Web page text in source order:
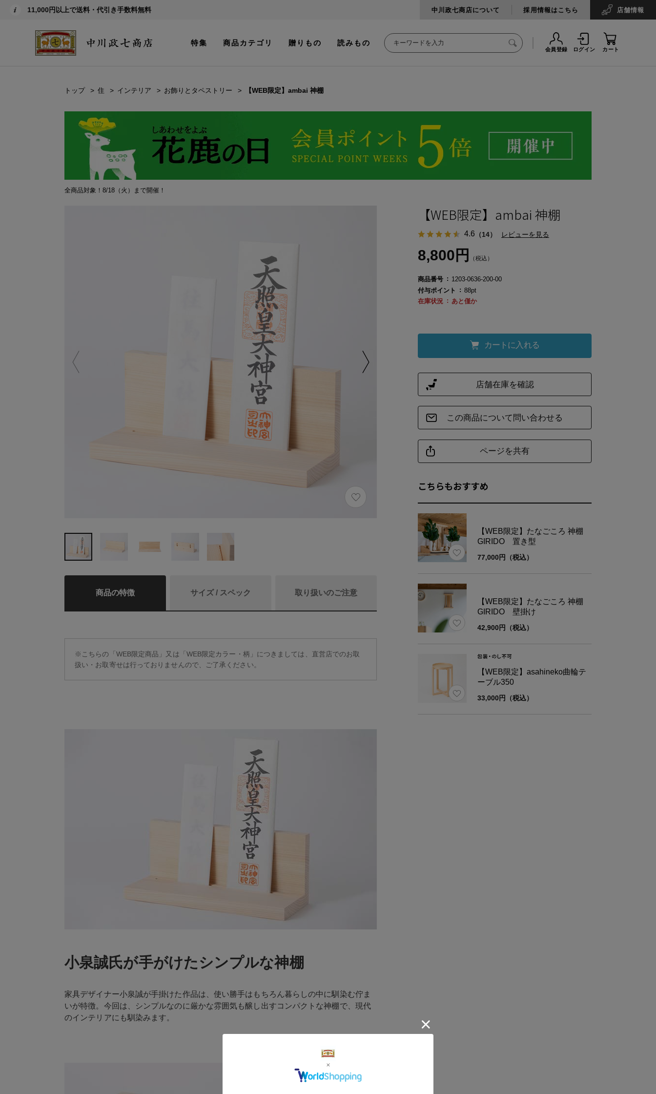
11,000円以上で送料・代引き手数料無料 中川政七商店について 採用情報はこちら 店舗情報
特集 商品カテゴリ 贈りもの 読みもの
会員登録 ログイン カート
トップ 住 インテリア お飾りとタペストリー 【WEB限定】ambai 神棚
全商品対象！8/18（火）まで開催！
商品の特徴 サイズ / スペック 取り扱いのご注意
※こちらの「WEB限定商品」又は「WEB限定カラー・柄」につきましては、直営店でのお取
扱い・お取寄せは行っておりませんので、ご了承ください。
小泉誠氏が手がけたシンプルな神棚
家具デザイナー小泉誠が手掛けた作品は、使い勝手はもちろん暮らしの中に馴染む佇ま
いが特徴。今回は、シンプルなのに厳かな雰囲気も醸し出すコンパクトな神棚で、現代
のインテリアにも馴染みます。
商品詳細
素材 東濃ひのき
重さ 約640g
【WEB限定】ambai 神棚
4.6 （14） レビューを見る
8,800円 （税込）
商品番号
1203-0636-200-00
付与ポイント
88pt
在庫状況
あと僅か
カートに入れる
こちらもおすすめ
【WEB限定】たなごころ 神棚
GIRIDO 置き型
77,000円（税込）
【WEB限定】たなごころ 神棚
GIRIDO 壁掛け
42,900円（税込）
【WEB限定】asahineko曲輪テ
ーブル350
33,000円（税込）
この商品について問い合わせる
ページを共有
店舗在庫を確認